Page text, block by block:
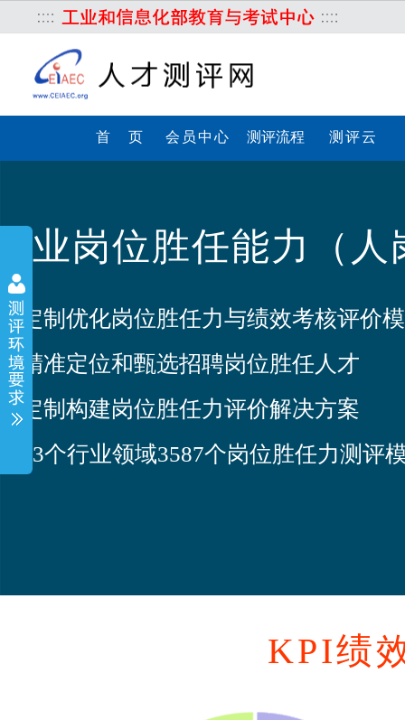
首 页 会员中心 测评流程 测评云
业岗位胜任能力（
定制优化岗位胜任力与绩效考核评价
精准定位和甄选招聘岗位胜任人才
定制构建岗位胜任力评价解决方案
23个行业领域3587个岗位胜任力测评
KPI绩